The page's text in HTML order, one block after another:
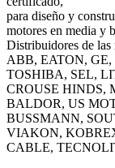
para diseño y
motores en media y
Distribuidores de las
ABB, EATON,
TOSHIBA, SEL,
CROUSE HINDS,
BALDOR, US
BUSSMANN,
VIAKON,
CABLE,